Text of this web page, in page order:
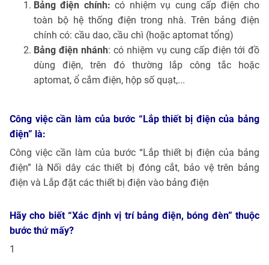
Bảng điện chính: có nhiệm vụ cung cấp điện cho
toàn bộ hệ thống điện trong nhà. Trên bảng điện
chính có: cầu dao, cầu chì (hoặc aptomat tổng)
Bảng điện nhánh: có nhiệm vụ cung cấp điện tới đồ
dùng điện, trên đó thường lắp công tắc hoặc
aptomat, ổ cắm điện, hộp số quạt,...
Công việc cần làm của bước “Lắp thiết bị điện của bảng
điện” là:
Công việc cần làm của bước “Lắp thiết bị điện của bảng
điện” là Nối dây các thiết bị đóng cắt, bảo vệ trên bảng
điện và Lắp đặt các thiết bị điện vào bảng điện
Hãy cho biết “Xác định vị trí bảng điện, bóng đèn” thuộc
bước thứ mấy?
1